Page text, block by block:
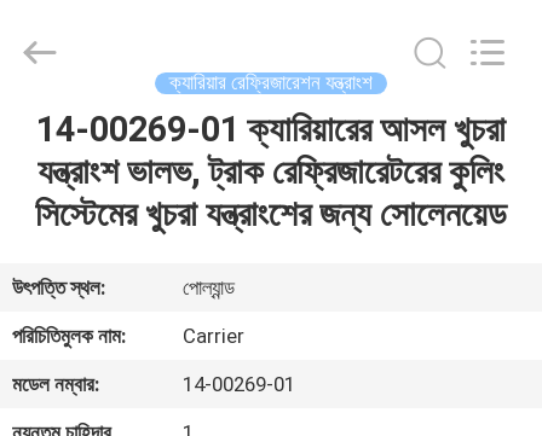
বাড়ি
পণ্য
আমাদের
সম্বন্ধে
কারখানা
INDUSTRY
Reserved.
ক্যারিয়ার রেফ্রিজারেশন যন্ত্রাংশ
14-00269-01 ক্যারিয়ারের আসল খুচরা
যন্ত্রাংশ ভালভ, ট্রাক রেফ্রিজারেটরের কুলিং
সিস্টেমের খুচরা যন্ত্রাংশের জন্য সোলেনয়েড
উৎপত্তি স্থল:
পোল্যান্ড
পরিচিতিমুলক নাম:
Carrier
মডেল নম্বার:
14-00269-01